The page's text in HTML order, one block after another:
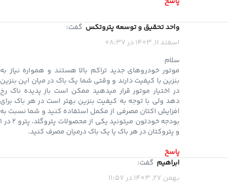
واحد تحقیق و توسعه پتروتکس گفت:
اسفند 11, 1403 در 08:37
سلام
موتور خودروهای جدید تراکم بالا هستند و همواره نیاز به
بنزین با کیفیت دارند و وقتی شما یک باک در میان این بنزین
در اختیار موتور قرار میدهید ممکن است باز پدیده ناک رخ
دهد ولی با توجه به کیفیت بنزین بهتر است در هر باک برای
افزایش اکتان مصرفی از مکمل استفاده کنید و شما نسبت به
بودجه خودتون میتونید یکی از محصولات پتروگلد، پترو 2 در 1
و پتروکتان در هر باک یا یک باک درمیان مصرف کنید.
پاسخ
ابراهیم گفت:
بهمن 27, 1403 در 11:57